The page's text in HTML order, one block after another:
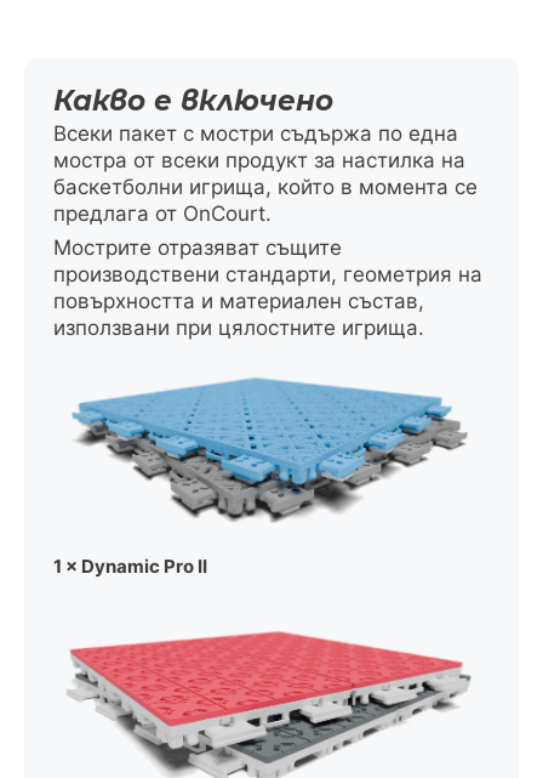
Какво е включено
Всеки пакет с мостри съдържа по една
мостра от всеки продукт за настилка на
баскетболни игрища, който в момента се
предлага от OnCourt.
Мострите отразяват същите
производствени стандарти, геометрия на
повърхността и материален състав,
използвани при цялостните игрища.
1 × Dynamic Pro II